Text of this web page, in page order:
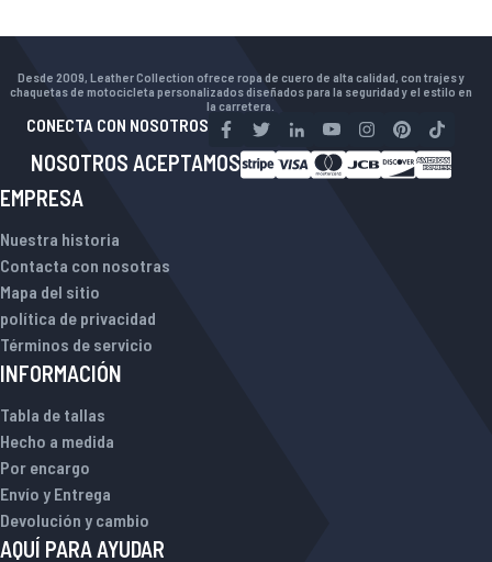
Desde 2009, Leather Collection ofrece ropa de cuero de alta calidad, con trajes y
chaquetas de motocicleta personalizados diseñados para la seguridad y el estilo en
la carretera.
CONECTA CON NOSOTROS
NOSOTROS ACEPTAMOS
EMPRESA
Nuestra historia
Contacta con nosotras
Mapa del sitio
política de privacidad
Términos de servicio
INFORMACIÓN
Tabla de tallas
Hecho a medida
Por encargo
Envío y Entrega
Devolución y cambio
AQUÍ PARA AYUDAR